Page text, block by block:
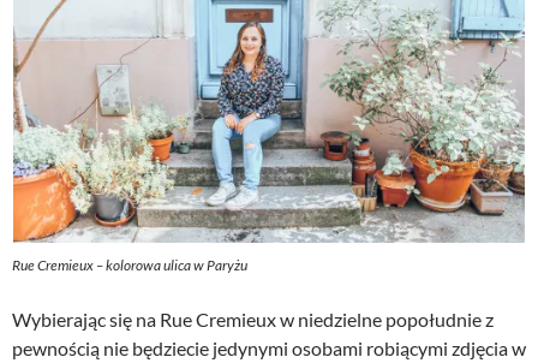
Rue Cremieux – kolorowa ulica w Paryżu
Wybierając się na Rue Cremieux w niedzielne popołudnie z
pewnością nie będziecie jedynymi osobami robiącymi zdjęcia w